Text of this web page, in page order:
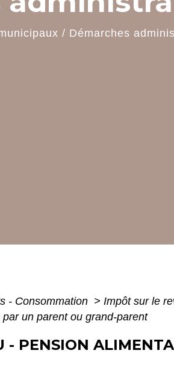
/ Démarches
- Consommation > Impôt sur le
un parent ou grand-parent
- PENSION